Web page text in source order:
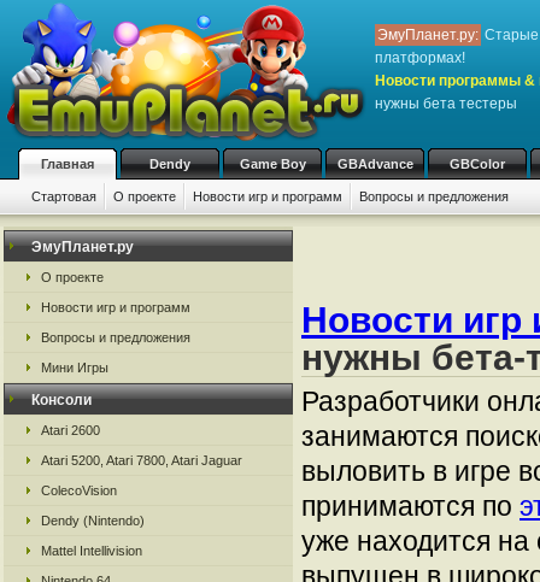
ЭмуПланет.ру: Старые
платформах!
Новости программы &
нужны бета тестеры
Главная Dendy Game Boy GBAdvance GBColor
Стартовая О проекте Новости игр и программ Вопросы и предложения
ЭмуПланет.ру
О проекте
Новости игр и программ
Вопросы и предложения
Мини Игры
Консоли
Atari 2600
Atari 5200, Atari 7800, Atari Jaguar
ColecoVision
Dendy (Nintendo)
Mattel Intellivision
Новости игр
нужны бета-
Разработчики
занимаются
выловить в игре
принимаются по
уже находится